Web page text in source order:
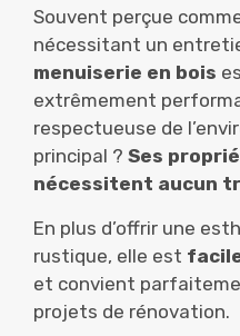
Souvent perçue
nécessitant un
menuiserie en bois
extrêmement
respectueuse de
principal ? Ses
nécessitent aucun
En plus d’offrir une
rustique, elle est
et convient
projets de rénovation.